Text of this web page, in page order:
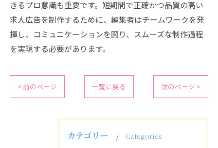
きるプロ意識も重要です。短期間で正確かつ品質の高い
求人広告を制作するために、編集者はチームワークを発
揮し、コミュニケーションを図り、スムーズな制作過程
を実現する必要があります。
< 前のページ 一覧に戻る 次のページ >
カテゴリー Categories